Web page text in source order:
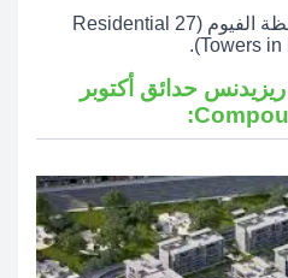
27 برج سكني في محافظة الفيوم (27 Residential
Towers in
حدائق أكتوبر